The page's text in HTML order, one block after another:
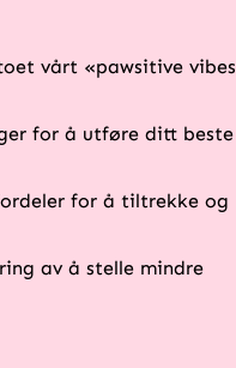
vårt «pawsitive vibes
for å utføre ditt beste
for å tiltrekke og
av å stelle mindre